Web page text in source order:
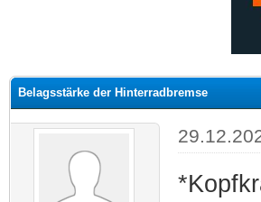
Belagsstärke der Hinterradbremse